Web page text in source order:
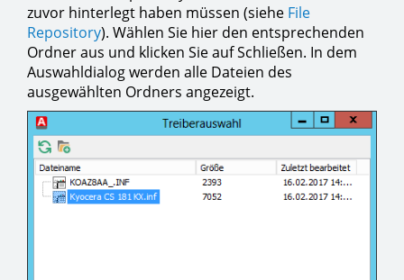
zuvor hinterlegt haben müssen (siehe File
Repository). Wählen Sie hier den entsprechenden
Ordner aus und klicken Sie auf Schließen. In dem
Auswahldialog werden alle Dateien des
ausgewählten Ordners angezeigt.